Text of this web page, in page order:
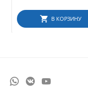
В КОРЗИНУ